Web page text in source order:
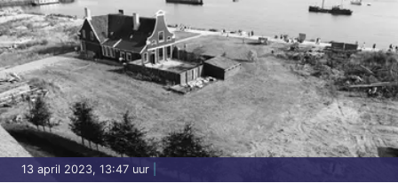
13 april 2023, 13:47 uur